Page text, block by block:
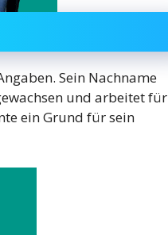
Sein Nachname
und arbeitet für
ein Grund für sein